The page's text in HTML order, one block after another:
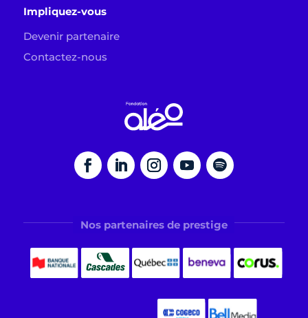
Impliquez-vous
Devenir partenaire
Contactez-nous
Nos partenaires de prestige